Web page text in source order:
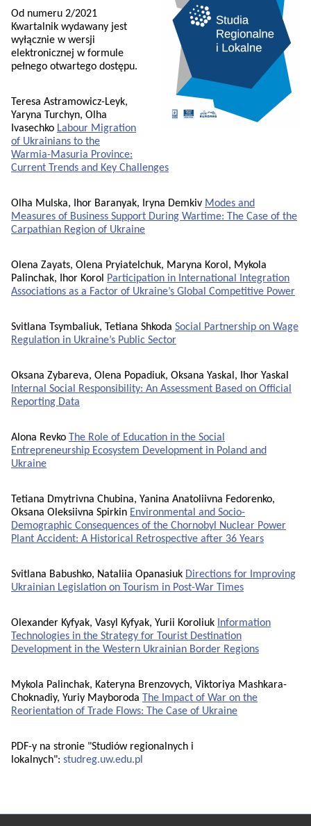
Od numeru 2/2021
Kwartalnik wydawany jest
wyłącznie w wersji
elektronicznej w formule
pełnego otwartego dostępu.
Teresa Astramowicz-Leyk,
Yaryna Turchyn, Olha
Ivasechko Labour Migration
of Ukrainians to the
Warmia-Masuria Province:
Current Trends and Key Challenges
Olha Mulska, Ihor Baranyak, Iryna Demkiv Modes and
Measures of Business Support During Wartime: The Case of the
Carpathian Region of Ukraine
Olena Zayats, Olena Pryiatelchuk, Maryna Korol, Mykola
Palinchak, Ihor Korol
Participation in International Integration
Associations as a Factor of Ukraine’s Global Competitive Power
Svitlana Tsymbaliuk, Tetiana Shkoda Social Partnership on Wage
Regulation in Ukraine’s Public Sector
Oksana Zybareva, Olena Popadiuk, Oksana Yaskal, Ihor Yaskal
Internal Social Responsibility: An Assessment Based on Official
Reporting Data
Alona Revko
The Role of Education in the Social
Entrepreneurship Ecosystem Development in Poland and
Ukraine
Tetiana Dmytrivna Chubina, Yanina Anatoliivna Fedorenko,
Oksana Oleksiivna Spirkin Еnvironmental and Socio-
Demographic Consequences of the Chornobyl Nuclear Power
Plant Accident: A Historical Retrospective after 36 Years
Svitlana Babushko, Nataliia Opanasiuk Directions for Improving
Ukrainian Legislation on Tourism in Post-War Times
Olexander Kyfyak, Vasyl Kyfyak, Yurii Koroliuk Information
Technologies in the Strategy for Tourist Destination
Development in the Western Ukrainian Border Regions
Mykola Palinchak, Kateryna Brenzovych, Viktoriya Mashkara-
Choknadiy, Yuriy Mayboroda
The Impact of War on the
Reorientation of Trade Flows: The Case of Ukraine
PDF-y na stronie "Studiów regionalnych i
lokalnych": studreg.uw.edu.pl